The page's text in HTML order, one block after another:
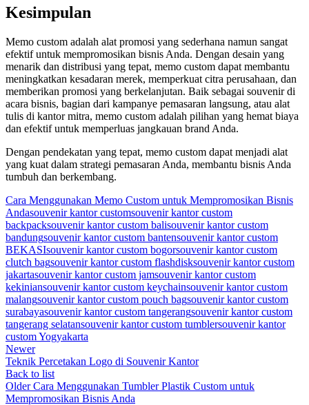
Kesimpulan
Memo custom adalah alat promosi yang sederhana namun sangat
efektif untuk mempromosikan bisnis Anda. Dengan desain yang
menarik dan distribusi yang tepat, memo custom dapat membantu
meningkatkan kesadaran merek, memperkuat citra perusahaan, dan
memberikan promosi yang berkelanjutan. Baik sebagai souvenir di
acara bisnis, bagian dari kampanye pemasaran langsung, atau alat
tulis di kantor mitra, memo custom adalah pilihan yang hemat biaya
dan efektif untuk memperluas jangkauan brand Anda.
Dengan pendekatan yang tepat, memo custom dapat menjadi alat
yang kuat dalam strategi pemasaran Anda, membantu bisnis Anda
tumbuh dan berkembang.
Cara Menggunakan Memo Custom untuk Mempromosikan Bisnis
Andasouvenir kantor customsouvenir kantor custom
backpacksouvenir kantor custom balisouvenir kantor custom
bandungsouvenir kantor custom bantensouvenir kantor custom
BEKASIsouvenir kantor custom bogorsouvenir kantor custom
clutch bagsouvenir kantor custom flashdisksouvenir kantor custom
jakartasouvenir kantor custom jamsouvenir kantor custom
kekiniansouvenir kantor custom keychainsouvenir kantor custom
malangsouvenir kantor custom pouch bagsouvenir kantor custom
surabayasouvenir kantor custom tangerangsouvenir kantor custom
tangerang selatansouvenir kantor custom tumblersouvenir kantor
custom Yogyakarta
Newer
Teknik Percetakan Logo di Souvenir Kantor
Back to list
Older Cara Menggunakan Tumbler Plastik Custom untuk
Mempromosikan Bisnis Anda